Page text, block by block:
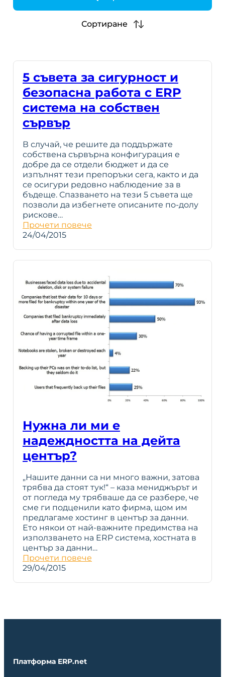
h
Сортиране
5 съвета за сигурност и
безопасна работа с ERP
система на собствен
сървър
В случай, че решите да поддържате
собствена сървърна конфигурация е
добре да се отдели бюджет и да се
изпълнят тези препоръки сега, както и да
се осигури редовно наблюдение за в
бъдеще. Спазването на тези 5 съвета ще
позволи да избегнете описаните по-долу
рискове…
Прочети повече
24/04/2015
Нужна ли ми е
надеждността на дейта
център?
„Нашите данни са ни много важни, затова
трябва да стоят тук!“ – каза мениджърът и
от погледа му трябваше да се разбере, че
сме ги подценили като фирма, щом им
предлагаме хостинг в център за данни.
Ето някои от най-важните предимства на
използването на ERP система, хостната в
център за данни…
Прочети повече
29/04/2015
Платформа ERP.net